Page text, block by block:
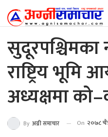
सुदूरपश्चिमका
राष्ट्रिय भूमि
अध्यक्षमा
By अग्नी समाचार On २०७८